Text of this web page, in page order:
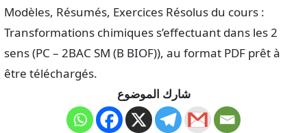
Modèles, Résumés, Exercices Résolus du cours :
Transformations chimiques s’effectuant dans les 2
sens (PC – 2BAC SM (B BIOF)), au format PDF prêt à
être téléchargés.
شارك الموضوع